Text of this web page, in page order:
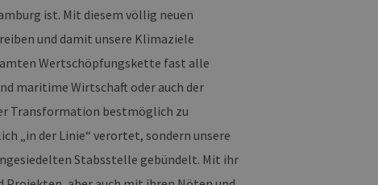
ist. Mit diesem völlig neuen
und damit unsere Klimaziele
Wertschöpfungskette fast alle
maritime Wirtschaft oder auch der
Transformation bestmöglich zu
„in der Linie“ verortet, sondern unsere
Stabsstelle gebündelt. Mit ihr